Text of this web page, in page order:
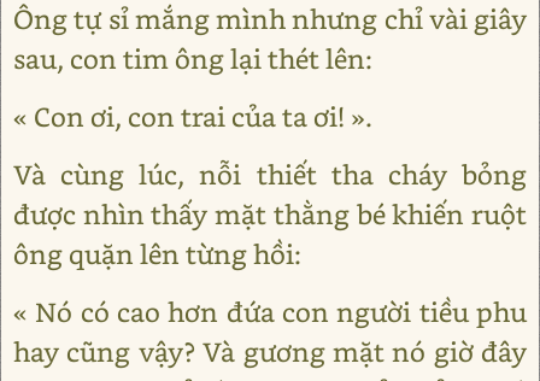
Ông tự sỉ mắng mình nhưng chỉ vài giây
sau, con tim ông lại thét lên:
« Con ơi, con trai của ta ơi! ».
Và cùng lúc, nỗi thiết tha cháy bỏng
được nhìn thấy mặt thằng bé khiến ruột
ông quặn lên từng hồi:
« Nó có cao hơn đứa con người tiều phu
hay cũng vậy? Và gương mặt nó giờ đây